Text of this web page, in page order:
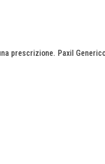
prescrizione. Paxil